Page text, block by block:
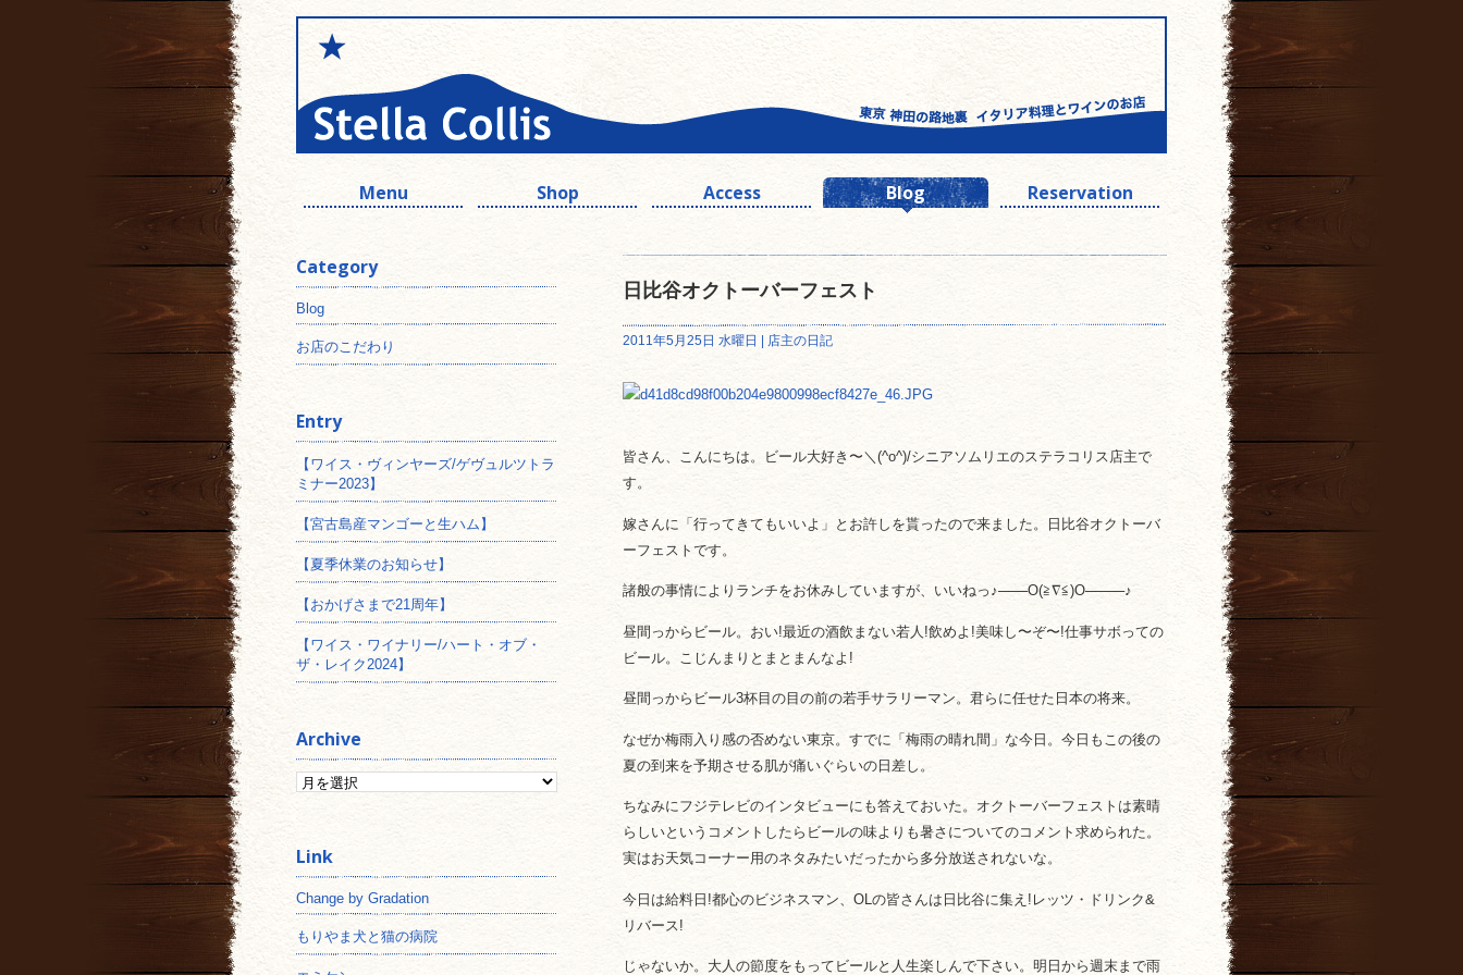
Menu Shop Access Blog Reservation
日比谷オクトーバーフェスト
2011年5月25日 水曜日 | 店主の日記
皆さん、こんにちは。ビール大好き〜＼(^o^)/シニアソムリエのステラコリス店主で
す。
嫁さんに「行ってきてもいいよ」とお許しを貰ったので来ました。日比谷オクトーバ
ーフェストです。
諸般の事情によりランチをお休みしていますが、いいねっ♪───O(≧∇≦)O────♪
昼間っからビール。おい!最近の酒飲まない若人!飲めよ!美味し〜ぞ〜!仕事サボっての
ビール。こじんまりとまとまんなよ!
昼間っからビール3杯目の目の前の若手サラリーマン。君らに任せた日本の将来。
なぜか梅雨入り感の否めない東京。すでに「梅雨の晴れ間」な今日。今日もこの後の
夏の到来を予期させる肌が痛いぐらいの日差し。
ちなみにフジテレビのインタビューにも答えておいた。オクトーバーフェストは素晴
らしいというコメントしたらビールの味よりも暑さについてのコメント求められた。
実はお天気コーナー用のネタみたいだったから多分放送されないな。
今日は給料日!都心のビジネスマン、OLの皆さんは日比谷に集え!レッツ・ドリンク&
リバース!
じゃないか。大人の節度をもってビールと人生楽しんで下さい。明日から週末まで雨
Category
Blog
お店のこだわり
Entry
【ワイス・ヴィンヤーズ/ゲヴュルツトラ
ミナー2023】
【宮古島産マンゴーと生ハム】
【夏季休業のお知らせ】
【おかげさまで21周年】
【ワイス・ワイナリー/ハート・オブ・
ザ・レイク2024】
Archive
Change by Gradation
もりやま犬と猫の病院